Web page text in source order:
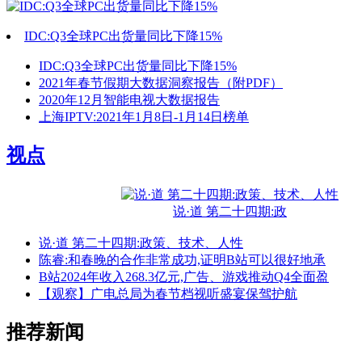
IDC:Q3全球PC出货量同比下降15%
IDC:Q3全球PC出货量同比下降15%
2021年春节假期大数据洞察报告（附PDF）
2020年12月智能电视大数据报告
上海IPTV:2021年1月8日-1月14日榜单
视点
说·道 第二十四期:政
说·道 第二十四期:政策、技术、人性
陈睿:和春晚的合作非常成功,证明B站可以很好地承
B站2024年收入268.3亿元,广告、游戏推动Q4全面盈
【观察】广电总局为春节档视听盛宴保驾护航
推荐新闻